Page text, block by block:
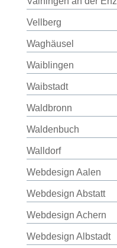
Vellberg
Waghäusel
Waiblingen
Waibstadt
Waldbronn
Waldenbuch
Walldorf
Webdesign Aalen
Webdesign Abstatt
Webdesign Achern
Webdesign Albstadt